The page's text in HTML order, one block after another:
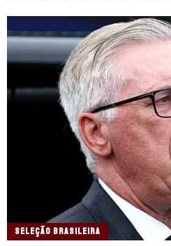
SELEÇÃO BRASILEIRA